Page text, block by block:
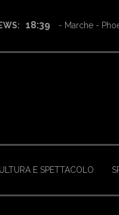
12:27 - Fioritura di
E SPETTACOLO